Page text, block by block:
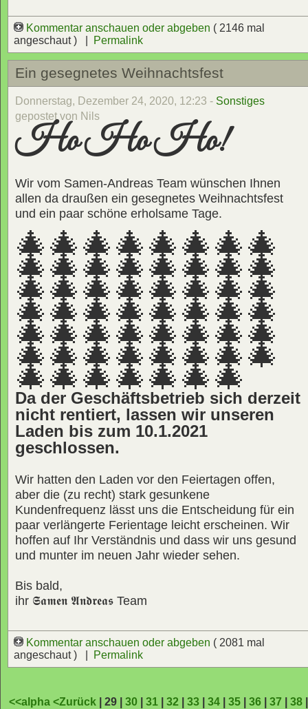
Kommentar anschauen oder abgeben ( 2146 mal
angeschaut ) |
Permalink
Ein gesegnetes Weihnachtsfest
Donnerstag, Dezember 24, 2020, 12:23 - Sonstiges
gepostet von Nils
Ho Ho Ho!
Wir vom Samen-Andreas Team wünschen Ihnen
allen da draußen ein gesegnetes Weihnachtsfest
und ein paar schöne erholsame Tage.
🎄🎄🎄🎄🎄🎄🎄🎄
🎄🎄🎄🎄🎄🎄🎄🎄
🎄🎄🎄🎄🎄🎄🎄🎄
🎄🎄🎄🎄🎄🎄🎄🎄
🎄🎄🎄🎄🎄🎄🎄🎄
🎄🎄🎄🎄🎄🎄🎄🎄
🎄🎄🎄🎄🎄🎄🎄
Da der Geschäftsbetrieb sich derzeit
nicht rentiert, lassen wir unseren
Laden bis zum 10.1.2021
geschlossen.
Wir hatten den Laden vor den Feiertagen offen,
aber die (zu recht) stark gesunkene
Kundenfrequenz lässt uns die Entscheidung für ein
paar verlängerte Ferientage leicht erscheinen. Wir
hoffen auf Ihr Verständnis und dass wir uns gesund
und munter im neuen Jahr wieder sehen.
Bis bald,
ihr 𝕾𝖆𝖒𝖊𝖓 𝕬𝖓𝖉𝖗𝖊𝖆𝖘 Team
Kommentar anschauen oder abgeben ( 2081 mal
angeschaut ) |
Permalink
<<alpha<Zurück | 29 |30 |31 |32 |33 |34 |35 |36 |37 |38